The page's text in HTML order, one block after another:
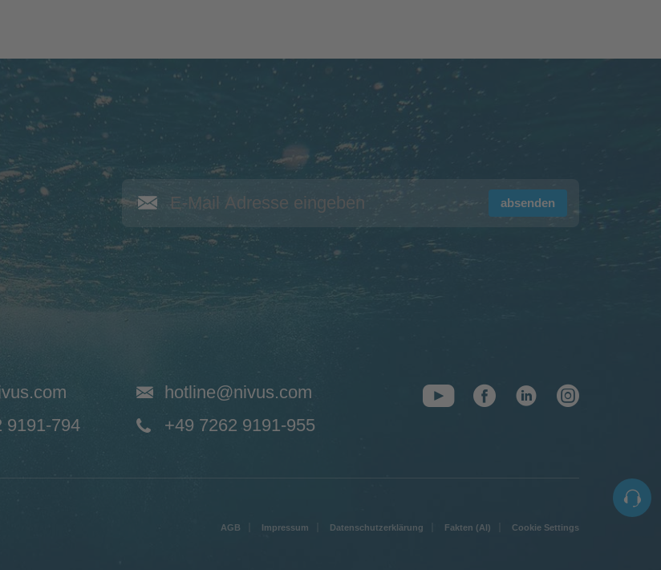
absenden
9191-794
hotline@nivus.com
+49 7262 9191-955
AGB Impressum Datenschutzerklärung Fakten (AI) Cookie Settings